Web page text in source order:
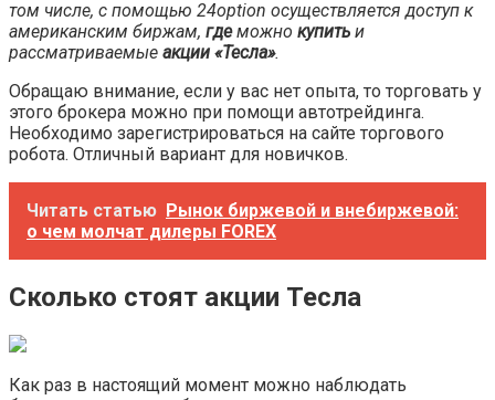
том числе, с помощью 24option осуществляется доступ к
американским биржам, гдеможно купить и
рассматриваемые акции «Тесла».
Обращаю внимание, если у вас нет опыта, то торговать у
этого брокера можно при помощи автотрейдинга.
Необходимо зарегистрироваться на сайте торгового
робота. Отличный вариант для новичков.
Читать статью Рынок биржевой и внебиржевой:
о чем молчат дилеры FOREX
Сколько стоят акции Тесла
Как раз в настоящий момент можно наблюдать